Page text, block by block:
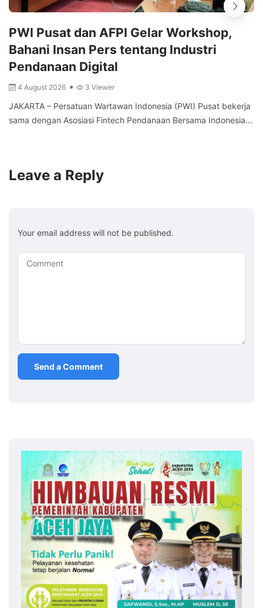
PWI Pusat dan AFPI Gelar Workshop,
Bahani Insan Pers tentang Industri
Pendanaan Digital
4 August 2026 3 Viewer
JAKARTA – Persatuan Wartawan Indonesia (PWI) Pusat bekerja
sama dengan Asosiasi Fintech Pendanaan Bersama Indonesia...
Leave a Reply
Your email address will not be published.
Comment